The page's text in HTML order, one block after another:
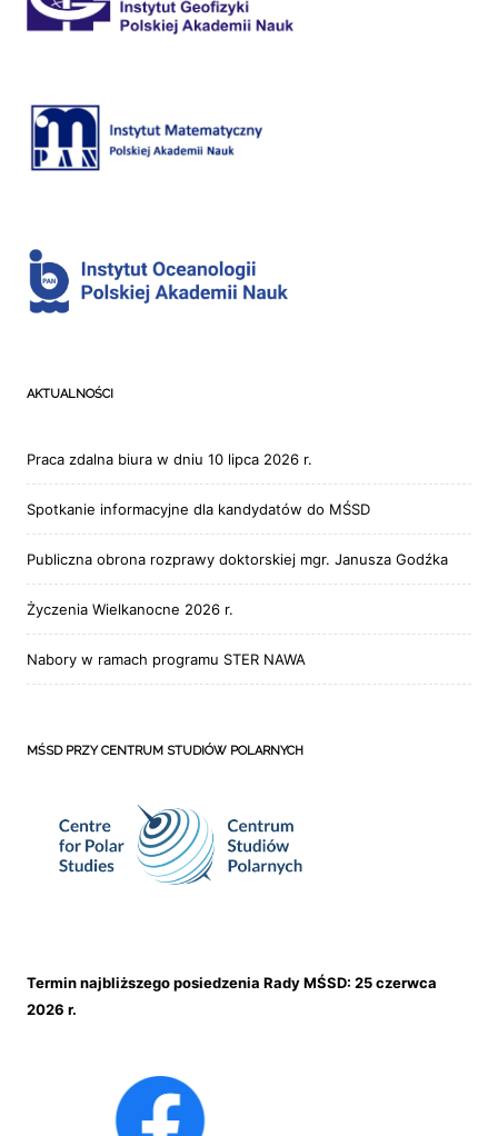
AKTUALNOŚCI
Praca zdalna biura w dniu 10 lipca 2026 r.
Spotkanie informacyjne dla kandydatów do MŚSD
Publiczna obrona rozprawy doktorskiej mgr. Janusza Godźka
Życzenia Wielkanocne 2026 r.
Nabory w ramach programu STER NAWA
MŚSD PRZY CENTRUM STUDIÓW POLARNYCH
Termin najbliższego posiedzenia Rady MŚSD: 25 czerwca
2026 r.